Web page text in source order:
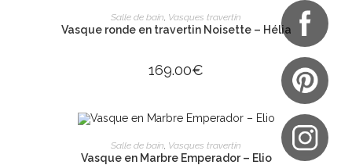
AJOUTER AU PANIER
Salle de bain, Vasques travertin
Vasque ronde en travertin Noisette – Hélia
169.00€
AJOUTER AU PANIER
Salle de bain Vasques travertin
Vasque en Marbre Emperador – Elio